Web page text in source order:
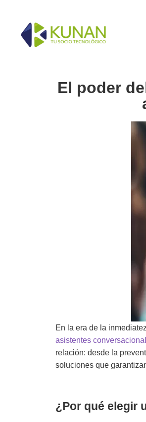
El poder
En la era de la
asistentes
relación: desde la
soluciones que
¿Por qué elegir